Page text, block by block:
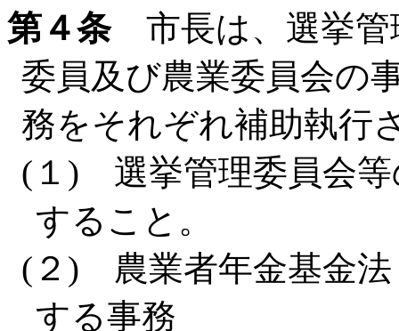
第４条市長は、選挙管
委員及び農業委員会の
務をそれぞれ補助執行
(１) 選挙管理委員会等
すること。
(２) 農業者年金基金法
する事務